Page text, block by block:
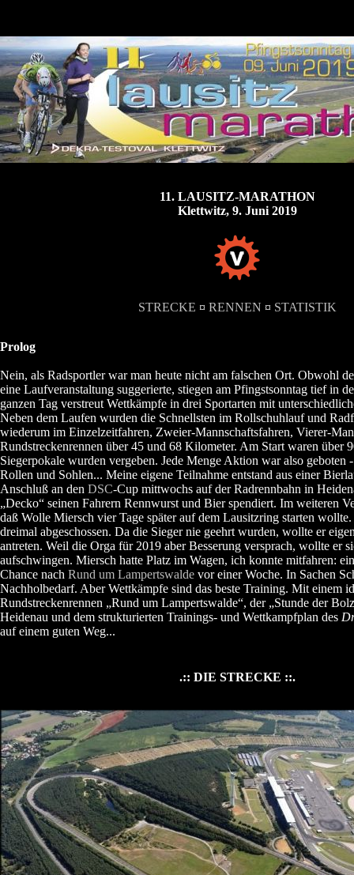
11. LAUSITZ-MARATHON
Klettwitz, 9. Juni 2019
STRECKE ¤ RENNEN ¤ STATISTIK
Prolog
Nein, als Radsportler war man heute nicht am falschen Ort. Obwohl
eine Laufveranstaltung suggerierte, stiegen am Pfingstsonntag tief in
ganzen Tag verstreut Wettkämpfe in drei Sportarten mit
Neben dem Laufen wurden die Schnellsten im Rollschuhlauf und
wiederum im Einzelzeitfahren, Zweier-Mannschaftsfahren, Vierer-
Rundstreckenrennen über 45 und 68 Kilometer. Am Start waren über
Siegerpokale wurden vergeben. Jede Menge Aktion war also geboten
Rollen und Sohlen... Meine eigene Teilnahme entstand aus einer
Anschluß an den DSC-Cup mittwochs auf der Radrennbahn in
„Decko“ seinen Fahrern Rennwurst und Bier spendiert. Im weiteren
daß Wolle Miersch vier Tage später auf dem Lausitzring starten wollte.
dreimal abgeschossen. Da die Sieger nie geehrt wurden, wollte er
antreten. Weil die Orga für 2019 aber Besserung versprach, wollte er
aufschwingen. Miersch hatte Platz im Wagen, ich konnte mitfahren:
Chance nach Rund um Lampertswalde vor einer Woche. In Sachen
Nachholbedarf. Aber Wettkämpfe sind das beste Training. Mit einem
Rundstreckenrennen „Rund um Lampertswalde“, der „Stunde der
Heidenau und dem strukturierten Trainings- und Wettkampfplan des
auf einem guten Weg...
.:: DIE STRECKE ::.